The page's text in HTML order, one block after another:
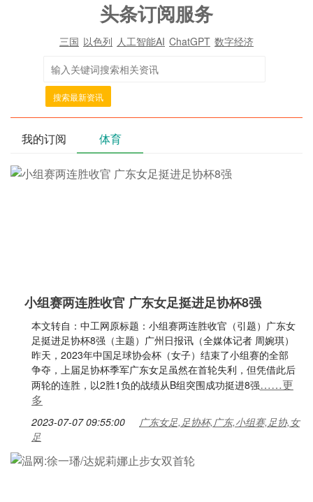
头条订阅服务
三国 以色列 人工智能AI ChatGPT 数字经济
搜索最新资讯
我的订阅 体育
小组赛两连胜收官 广东女足挺进足协杯8强
本文转自：中工网原标题：小组赛两连胜收官（引题）广东女
足挺进足协杯8强（主题）广州日报讯（全媒体记者 周婉琪）
昨天，2023年中国足球协会杯（女子）结束了小组赛的全部
争夺，上届足协杯季军广东女足虽然在首轮失利，但凭借此后
两轮的连胜，以2胜1负的战绩从B组突围成功挺进8强……更
多
2023-07-07 09:55:00
广东女足,足协杯,广东,小组赛,足协,女
足